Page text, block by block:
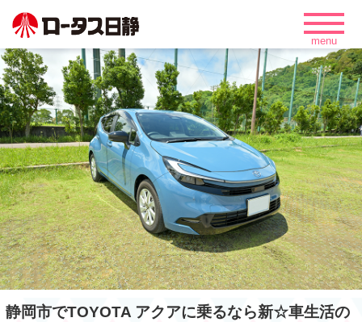
静岡市でTOYOTA アクアに乗るなら新☆車生活の